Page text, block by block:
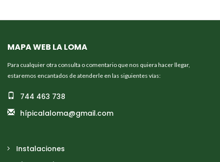
MAPA WEB LA LOMA
Para cualquier otra consulta o comentario que nos quiera hacer llegar,
estaremos encantados de atenderle en las siguientes vías:
744 463 738
hípicalaloma@gmail.com
Instalaciones